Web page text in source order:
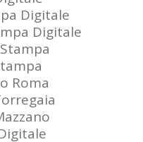
Digitale
Digitale
Stampa
Roma